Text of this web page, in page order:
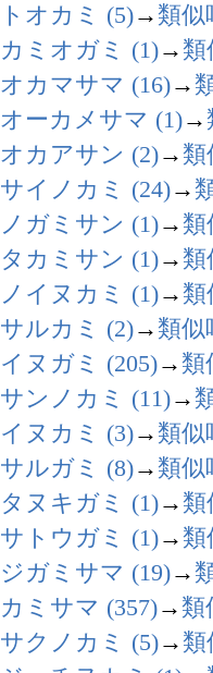
トオカミ (5)→ 類似
カミオガミ (1)→ 類
オカマサマ (16)→
オーカメサマ (1)→
オカアサン (2)→ 類
サイノカミ (24)→
ノガミサン (1)→ 類
タカミサン (1)→ 類
ノイヌカミ (1)→ 類
サルカミ (2)→ 類似
イヌガミ (205)→ 類
サンノカミ (11)→
イヌカミ (3)→ 類似
サルガミ (8)→ 類似
タヌキガミ (1)→ 類
サトウガミ (1)→ 類
ジガミサマ (19)→
カミサマ (357)→ 類
サクノカミ (5)→ 類